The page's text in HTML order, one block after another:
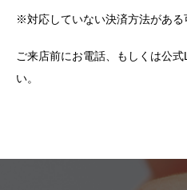
※対応していない決済方法がある
ご来店前にお電話、もしくは公
い。